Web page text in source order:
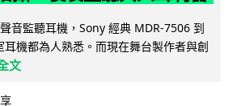
音監聽耳機，Sony 經典 MDR-7506 到
機都為人熟悉。而現在舞台製作者與創
文